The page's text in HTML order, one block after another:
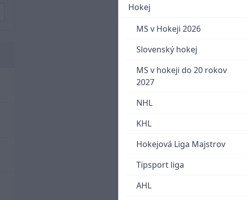
Hokej
MS v Hokeji 2026
Slovenský hokej
MS v hokeji do 20 rokov
2027
NHL
KHL
Hokejová Liga Majstrov
Tipsport liga
AHL